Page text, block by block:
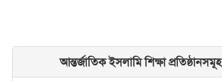
আন্তর্জাতিক ইসলামি শিক্ষা প্রতিষ্ঠানসমূহ